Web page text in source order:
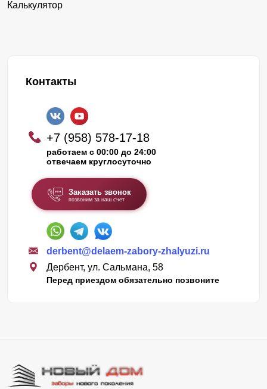
Калькулятор
Контакты
+7 (958) 578-17-18
работаем с 00:00 до 24:00
отвечаем круглосуточно
Заказать звонок
позвоним за наш счет
derbent@delaem-zabory-zhalyuzi.ru
Дербент, ул. Сальмана, 58
Перед приездом обязательно позвоните